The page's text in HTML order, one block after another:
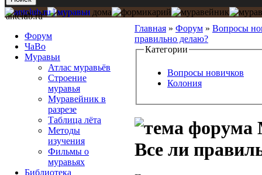
Главная » Форум » Вопросы
правильно делаю?
Категории
Вопросы новичков
Колония
Все ли
antclub.ru
Форум
ЧаВо
Муравьи
Атлас муравьёв
Строение
муравья
Муравейник в
разрезе
Таблица лёта
Методы
изучения
Фильмы о
муравьях
Библиотека